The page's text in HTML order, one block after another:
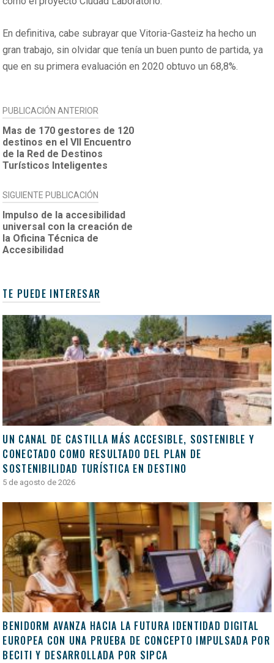
En definitiva, cabe subrayar que Vitoria-Gasteiz ha hecho un
gran trabajo, sin olvidar que tenía un buen punto de partida, ya
que en su primera evaluación en 2020 obtuvo un 68,8%.
NAVEGACIÓN
DE
ENTRADAS
PUBLICACIÓN ANTERIOR
Mas de 170 gestores de 120
destinos en el VII Encuentro
de la Red de Destinos
Turísticos Inteligentes
SIGUIENTE PUBLICACIÓN
Impulso de la accesibilidad
universal con la creación de
la Oficina Técnica de
Accesibilidad
TE PUEDE INTERESAR
UN CANAL DE CASTILLA MÁS ACCESIBLE, SOSTENIBLE Y
CONECTADO COMO RESULTADO DEL PLAN DE
SOSTENIBILIDAD TURÍSTICA EN DESTINO
5 de agosto de 2026
BENIDORM AVANZA HACIA LA FUTURA IDENTIDAD DIGITAL
EUROPEA CON UNA PRUEBA DE CONCEPTO IMPULSADA POR
BECITI Y DESARROLLADA POR SIPCA